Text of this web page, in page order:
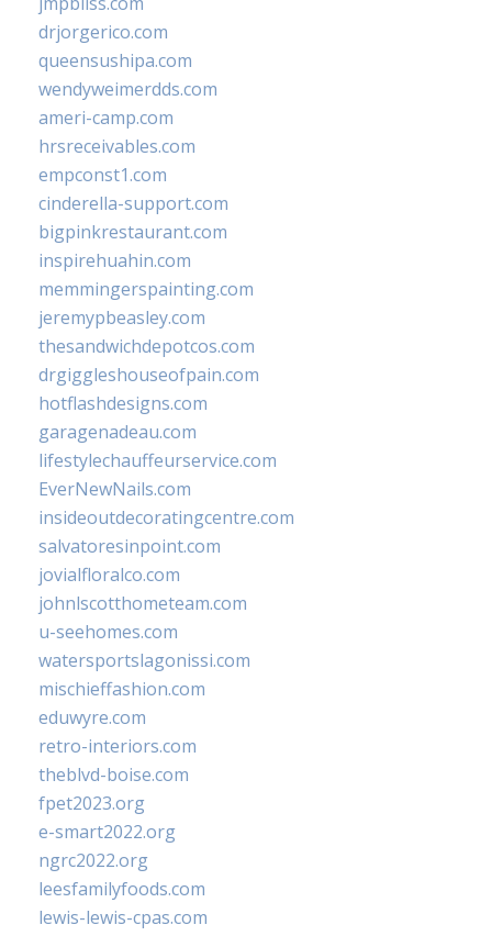
drjorgerico.com
queensushipa.com
wendyweimerdds.com
ameri-camp.com
hrsreceivables.com
empconst1.com
cinderella-support.com
bigpinkrestaurant.com
inspirehuahin.com
memmingerspainting.com
jeremypbeasley.com
thesandwichdepotcos.com
drgiggleshouseofpain.com
hotflashdesigns.com
garagenadeau.com
lifestylechauffeurservice.com
EverNewNails.com
insideoutdecoratingcentre.com
salvatoresinpoint.com
jovialfloralco.com
johnlscotthometeam.com
u-seehomes.com
watersportslagonissi.com
mischieffashion.com
eduwyre.com
retro-interiors.com
theblvd-boise.com
fpet2023.org
e-smart2022.org
ngrc2022.org
leesfamilyfoods.com
lewis-lewis-cpas.com